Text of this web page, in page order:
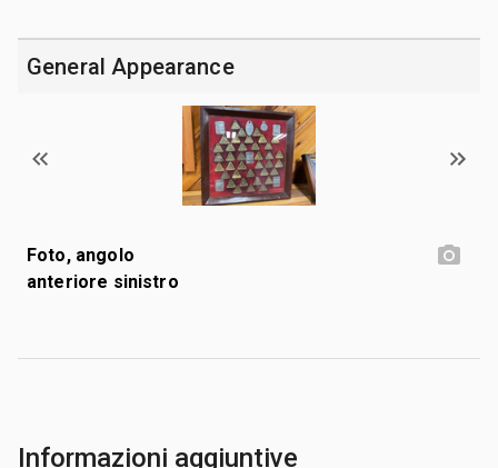
General Appearance
Foto, angolo
anteriore sinistro
Informazioni aggiuntive